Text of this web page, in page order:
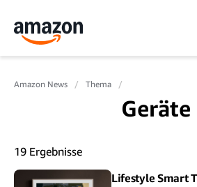
Amazon News Thema
Geräte
19 Ergebnisse
Lifestyle Smart